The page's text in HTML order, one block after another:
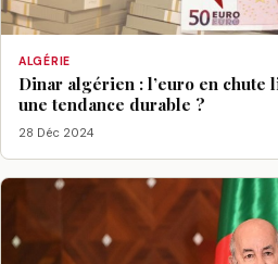
ALGÉRIE
Dinar algérien : l’euro en
une tendance durable ?
28 Déc 2024